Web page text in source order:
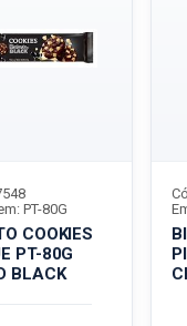
COOKIES
PT-80G
BLACK
PT-80G